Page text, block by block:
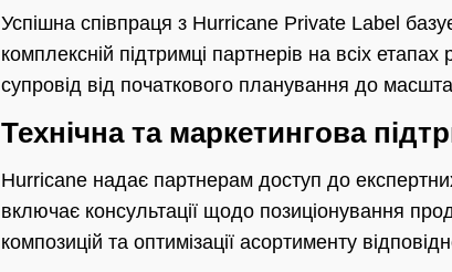
Успішна співпраця з Hurricane Private Label
комплексній підтримці партнерів на всіх
супровід від початкового планування до
Технічна та маркетингова
Hurricane надає партнерам доступ до
включає консультації щодо позиціонування
композицій та оптимізації асортименту